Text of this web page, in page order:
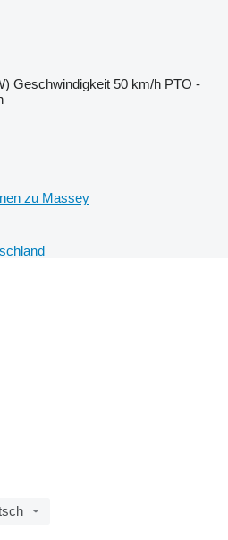
Geschwindigkeit 50 km/h PTO -
zu Massey